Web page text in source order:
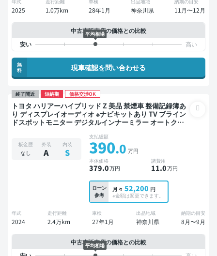
2025 1.0万km 28年1月 神奈川県 11月〜12月
中古車販売店の価格との比較
平均相場
無
料
現車確認を問い合わせる
終了間近 短納期 価格交渉OK
トヨタ ハリアーハイブリッド Z 美品 禁煙車 整備記録簿あ
り ディスプレイオーディオ ※ナビキットあり TV ブライン
ドスポットモニター デジタルインナーミラー オートクル
ター 全方位カメラ 衝突軽減
板金歴
なし
外装
A
内装
S
支払総額
390.0 万円
本体価格
379.0万円
諸費用
11.0万円
ローン
参考
月々 52,200 円
※金額は変更できます。
年式
2024
走行距離
2.4万km
車検
27年1月
出品地域
神奈川県
納期の目安
8月〜9月
中古車販売店の価格との比較
平均相場